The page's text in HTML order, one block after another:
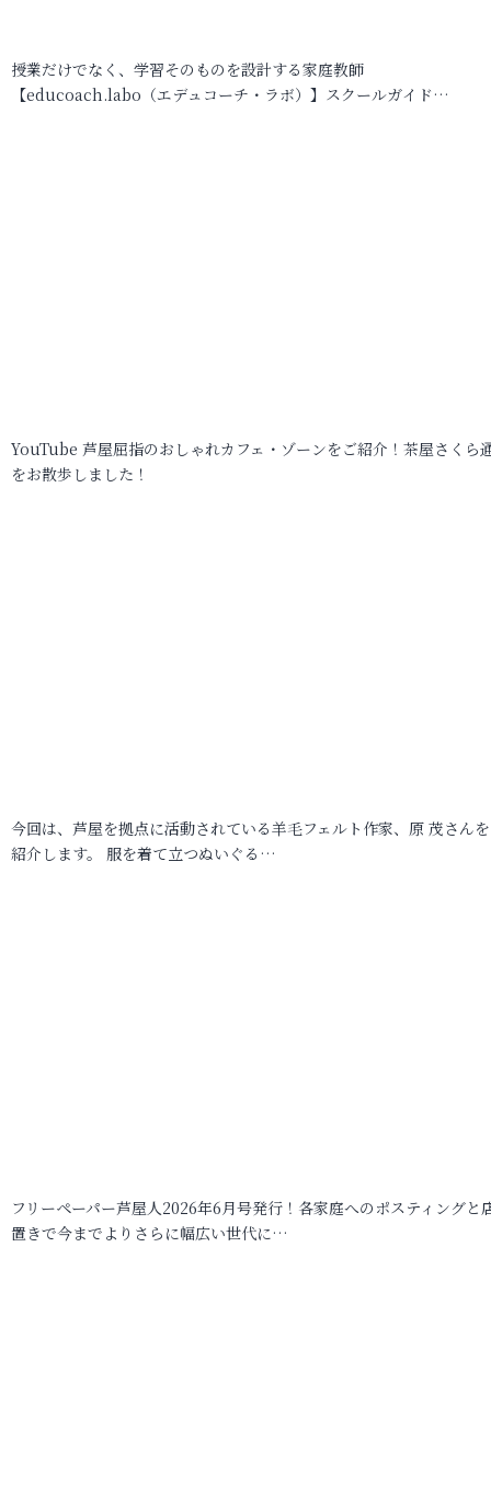
授業だけでなく、学習そのものを設計する家庭教師
【educoach.labo（エデュコーチ・ラボ）】スクールガイド…
YouTube 芦屋屈指のおしゃれカフェ・ゾーンをご紹介！茶屋さくら
をお散歩しました！
今回は、芦屋を拠点に活動されている羊毛フェルト作家、原 茂さん
紹介します。 服を着て立つぬいぐる…
フリーペーパー芦屋人2026年6月号発行！各家庭へのポスティングと
置きで今までよりさらに幅広い世代に…